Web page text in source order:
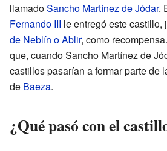
llamadoSancho Martínez de Jódar.
Fernando III le entregó este castillo,
de Neblín o Ablir, como
que, cuando Sancho Martínez de
castillos pasarían a formar parte de
de Baeza.
¿Qué pasó con el